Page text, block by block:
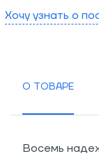
Хочу узнать о
О ТОВАРЕ
Восемь